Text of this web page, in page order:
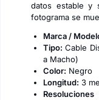
datos estable y
fotograma se
Marca /
Tipo: Cable
a Macho)
Color: Negro
Longitud: 3
Resoluciones